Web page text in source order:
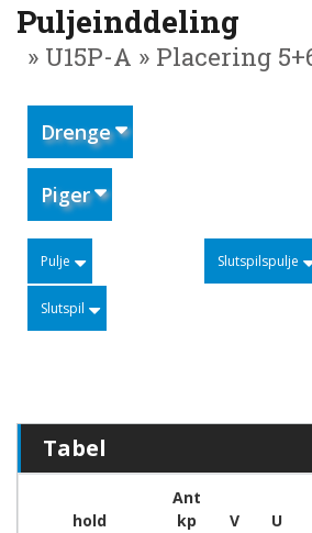
Puljeinddeling
» U15P-A » Placering
Drenge
Piger
Pulje Slutspilspulje
Slutspil
Tabel
hold
Ant
kp
V U